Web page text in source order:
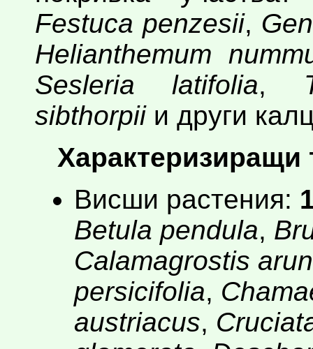
Festuca penzesii,
Helianthemum
Sesleria latifolia,
sibthorpiiи други
Характеризиращи
Висши растения:
Betula pendula,
Calamagrostis
persicifolia,
austriacus,